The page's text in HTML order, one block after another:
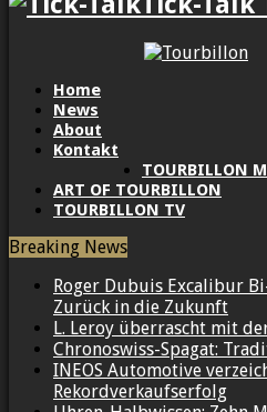
Home
News
About
Kontakt
TOURBILLON
ART OF TOURBILLON
TOURBILLON TV
Breaking News
Roger Dubuis Excalibur
Zurück in die Zukunft
L. Leroy überrascht mit
Chronoswiss-Spagat:
INEOS Automotive
Rekordverkaufserfolg